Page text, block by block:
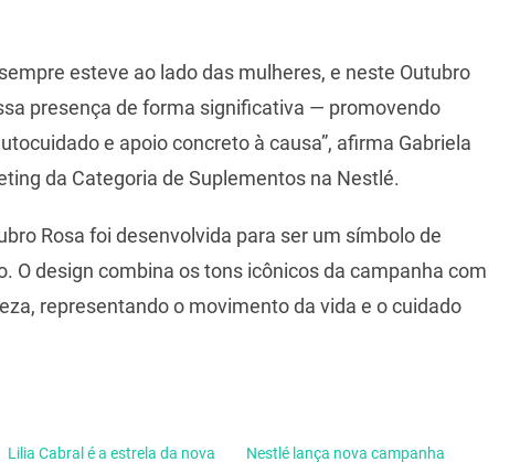
esteve ao lado das mulheres, e neste Outubro
presença de forma significativa — promovendo
e apoio concreto à causa”, afirma Gabriela
da Categoria de Suplementos na Nestlé.
Rosa foi desenvolvida para ser um símbolo de
O design combina os tons icônicos da campanha com
representando o movimento da vida e o cuidado
Lilia Cabral é a estrela da nova
Nestlé lança nova campanha